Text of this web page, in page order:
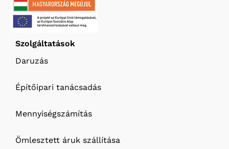
Szolgáltatások
Daruzás
Építőipari tanácsadás
Mennyiségszámítás
Ömlesztett áruk szállítása